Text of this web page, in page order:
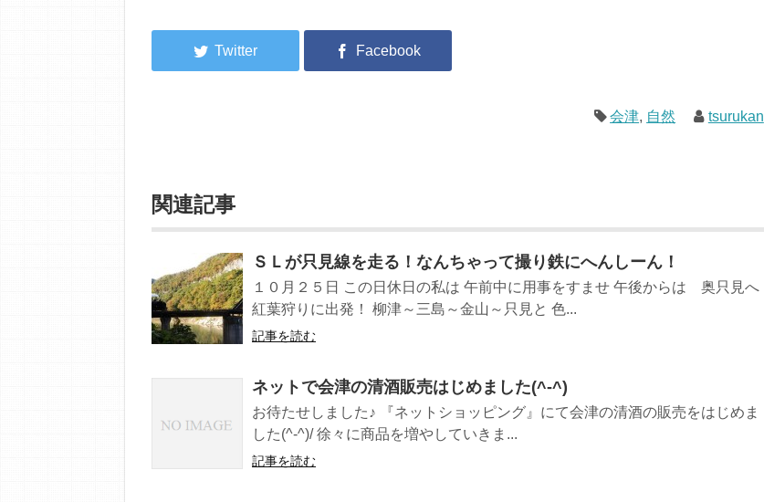
会津, 自然 tsurukan
関連記事
ＳＬが只見線を走る！なんちゃって撮り鉄にへんしーん！
１０月２５日 この日休日の私は 午前中に用事をすませ 午後からは 奥只見へ
紅葉狩りに出発！ 柳津～三島～金山～只見と 色...
記事を読む
ネットで会津の清酒販売はじめました(^-^)
お待たせしました♪ 『ネットショッピング』にて会津の清酒の販売をはじめま
した(^-^)/ 徐々に商品を増やしていきま...
記事を読む